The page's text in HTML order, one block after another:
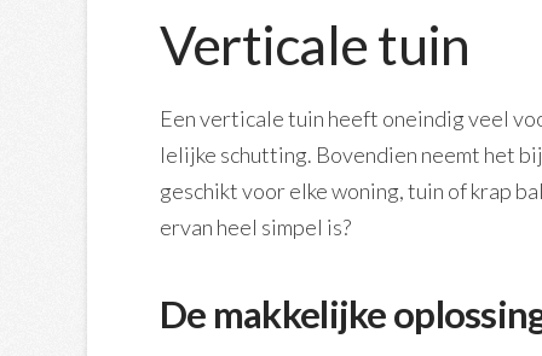
Verticale tuin
Een verticale tuin heeft oneindig veel
lelijke schutting. Bovendien neemt het
geschikt voor elke woning, tuin of krap
ervan heel simpel is?
De makkelijke